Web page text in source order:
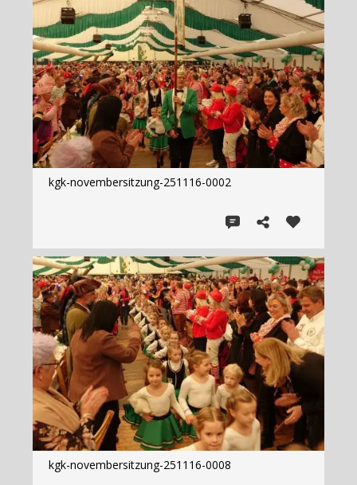
kgk-novembersitzung-251116-0002
kgk-novembersitzung-251116-0008